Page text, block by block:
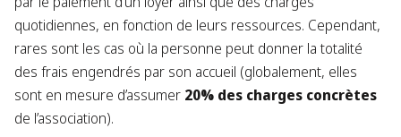
quotidiennes, en fonction de leurs ressources. Cependant,
rares sont les cas où la personne peut donner la totalité
des frais engendrés par son accueil (globalement, elles
sont en mesure d’assumer 20% des charges concrètes
de l’association).